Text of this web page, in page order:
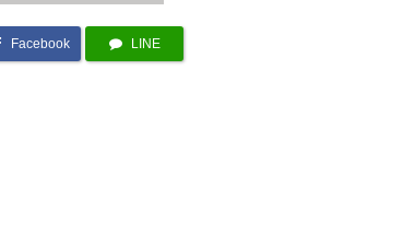
Facebook LINE